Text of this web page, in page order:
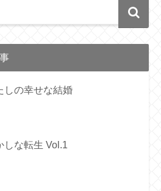
しの幸せな結婚
しな転生 Vol.1